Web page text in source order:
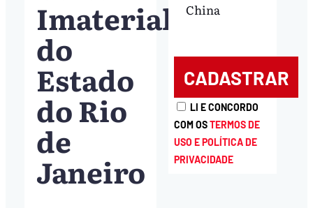
Imaterial
do
Estado
do Rio
de
Janeiro
China
LI E CONCORDO
COM OSTERMOS DE
USO E POLÍTICA DE
PRIVACIDADE